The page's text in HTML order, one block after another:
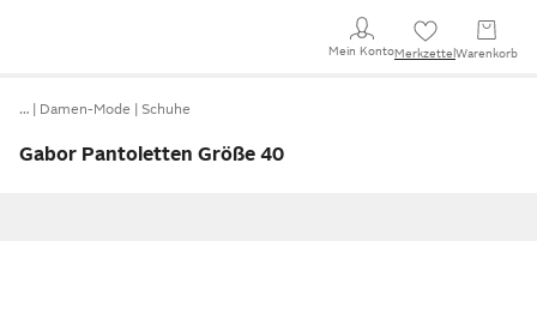
Mein KontoMerkzettel Warenkorb
… Damen-Mode Schuhe
Gabor Pantoletten Größe 40